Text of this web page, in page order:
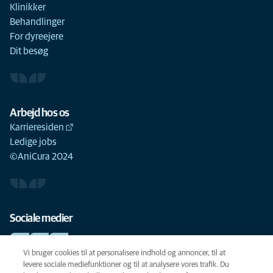
Klinikker
Behandlinger
For dyreejere
Dit besøg
Arbejd hos os
Karrieresiden
Ledige jobs
©AniCura 2024
Sociale medier
Vi bruger cookies til at personalisere indhold og annoncer, til at
levere sociale mediefunktioner og til at analysere vores trafik. Du